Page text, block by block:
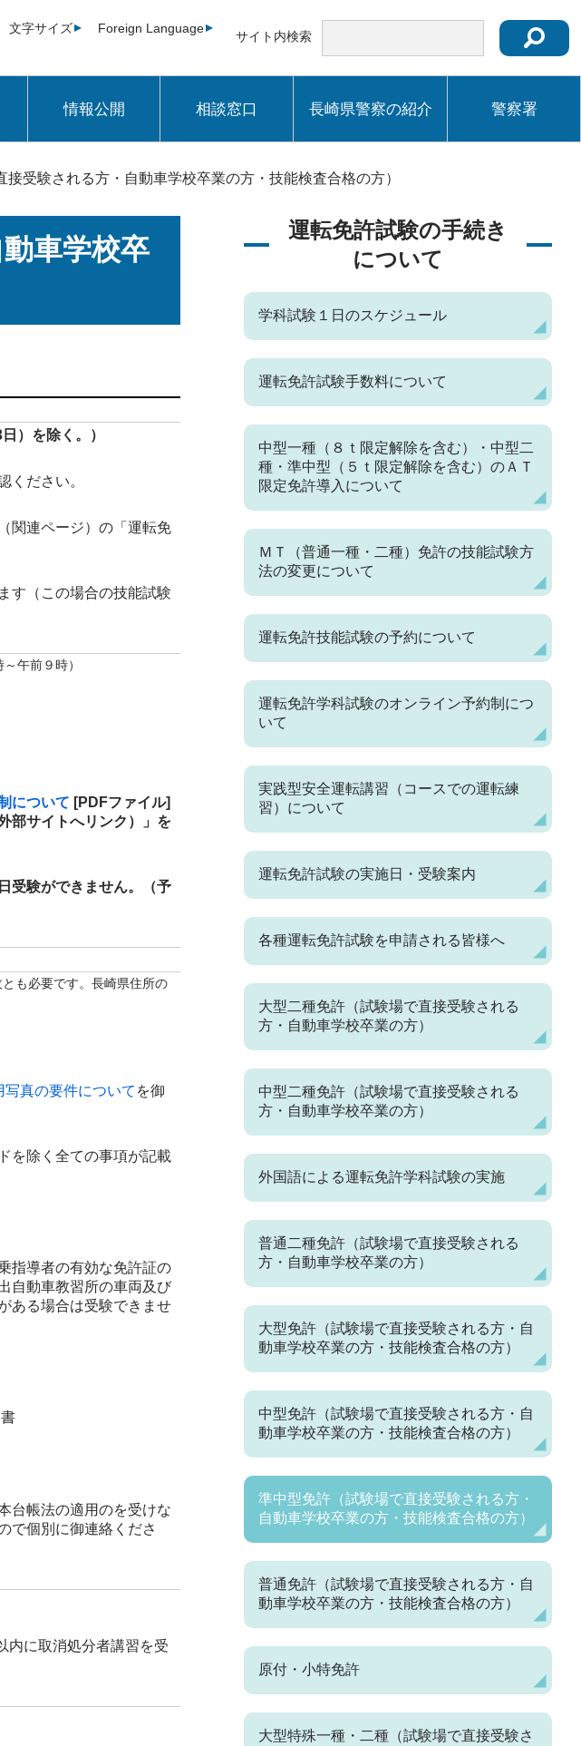
文字サイズ Foreign Language
サイト内検索
情報公開 相談窓口 長崎県警察の紹介 警察署
受験される方・自動車学校卒業の方・技能検査合格の方）
車学校卒
）を除く。）
ください。
関連ページ）の「運転免
す（この場合の技能試験
午前９時）
について [PDFファイル]
外部サイトへリンク）」を
受験ができません。（予
も必要です。長崎県住所の
写真の要件について を御
を除く全ての事項が記載
指導者の有効な免許証の
自動車教習所の車両及び
ある場合は受験できませ
台帳法の適用のを受けな
で個別に御連絡くださ
内に取消処分者講習を受
運転免許試験の手続き
について
学科試験１日のスケジュール
運転免許試験手数料について
中型一種（８ｔ限定解除を含む）・中型二
種・準中型（５ｔ限定解除を含む）のＡＴ
限定免許導入について
ＭＴ（普通一種・二種）免許の技能試験方
法の変更について
運転免許技能試験の予約について
運転免許学科試験のオンライン予約制につ
いて
実践型安全運転講習（コースでの運転練
習）について
運転免許試験の実施日・受験案内
各種運転免許試験を申請される皆様へ
大型二種免許（試験場で直接受験される
方・自動車学校卒業の方）
中型二種免許（試験場で直接受験される
方・自動車学校卒業の方）
外国語による運転免許学科試験の実施
普通二種免許（試験場で直接受験される
方・自動車学校卒業の方）
大型免許（試験場で直接受験される方・自
動車学校卒業の方・技能検査合格の方）
中型免許（試験場で直接受験される方・自
動車学校卒業の方・技能検査合格の方）
準中型免許（試験場で直接受験される方・
自動車学校卒業の方・技能検査合格の方）
普通免許（試験場で直接受験される方・自
動車学校卒業の方・技能検査合格の方）
原付・小特免許
大型特殊一種・二種（試験場で直接受験さ